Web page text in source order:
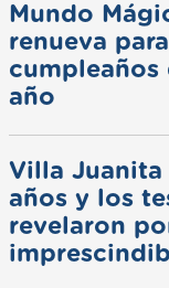
Mundo
renueva
año
Villa
años y los
revelaron